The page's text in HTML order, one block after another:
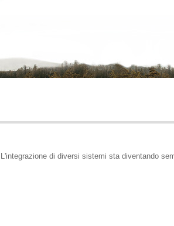
di diversi sistemi sta diventando